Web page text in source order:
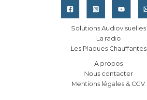
Solutions Audiovisuelles
La radio
Les Plaques Chauffantes
A propos
Nous contacter
Mentions légales & CGV